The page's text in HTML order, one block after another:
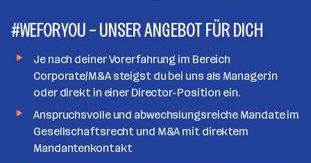
#WEFORYOU – UNSER ANGEBOT FÜR DICH
Je nach deiner Vorerfahrung im Bereich
Corporate/M&A steigst du bei uns als Manager:in
oder direkt in einer Director-Position ein.
Anspruchsvolle und abwechslungsreiche Mandate im
Gesellschaftsrecht und M&A mit direktem
Mandantenkontakt